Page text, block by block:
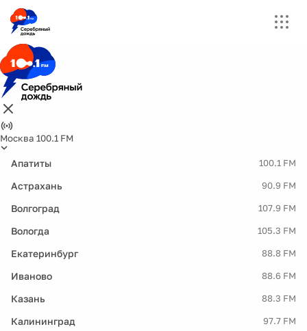
Москва 100.1 FM
Апатиты 100.1 FM
Астрахань 90.9 FM
Волгоград 107.9 FM
Вологда 105.3 FM
Екатеринбург 88.8 FM
Иваново 88.6 FM
Казань 88.3 FM
Калининград 97.7 FM